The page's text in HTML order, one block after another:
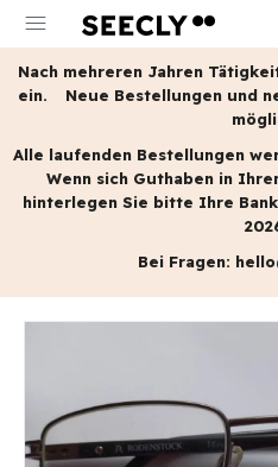
menu
Nach mehreren Jahren
ein.
Neue Bestellungen und
Alle laufenden Bestellungen
Wenn sich Guthaben in
hinterlegen Sie bitte Ihre
Bei Fragen: